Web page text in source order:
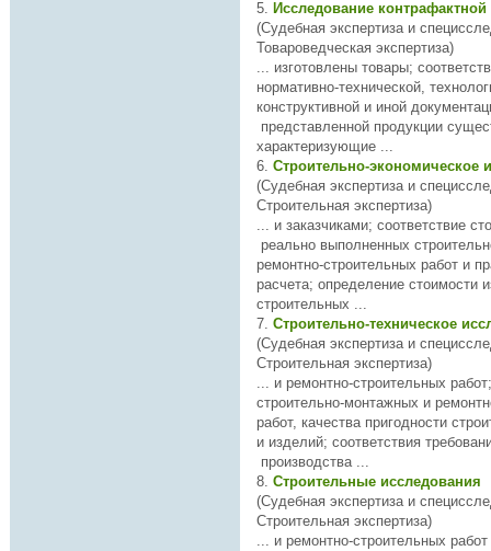
5. Исследование
(Судебная экспертиза и
Товароведческая экспертиза)
... изготовлены товары; соответств
нормативно-техничес­кой,
конструктивной и иной документации;
представленной продукции
характеризующие ...
6. Строительно-экономическое
(Судебная экспертиза и
Строительная экспертиза)
... и заказчиками; соответствие
реально выполненных
ремонтно-строительных работ и
расчета; определение стоимости израсходованных
строительных ...
7. Строительно-техническое
(Судебная экспертиза и
Строительная экспертиза)
... и ремонтно-строительных работ;
строительно-монтажных и
работ, качества пригодности
и изделий; соответствия
производства ...
8. Строительные исследования
(Судебная экспертиза и
Строительная экспертиза)
... и ремонтно-строительных работ и правильности